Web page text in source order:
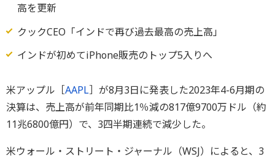
高を更新
クックCEO「インドで再び過去最高の売上高」
インドが初めてiPhone販売のトップ5入りへ
米アップル［AAPL］が8月3日に発表した2023年4-6月期の
決算は、売上高が前年同期比1％減の817億9700万ドル（約
11兆6800億円）で、3四半期連続で減少した。
米ウォール・ストリート・ジャーナル（WSJ）によると、3